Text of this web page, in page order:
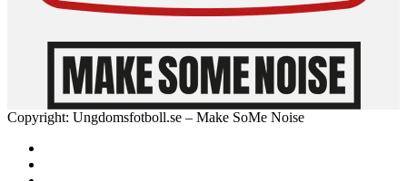
Copyright: Ungdomsfotboll.se – Make SoMe Noise